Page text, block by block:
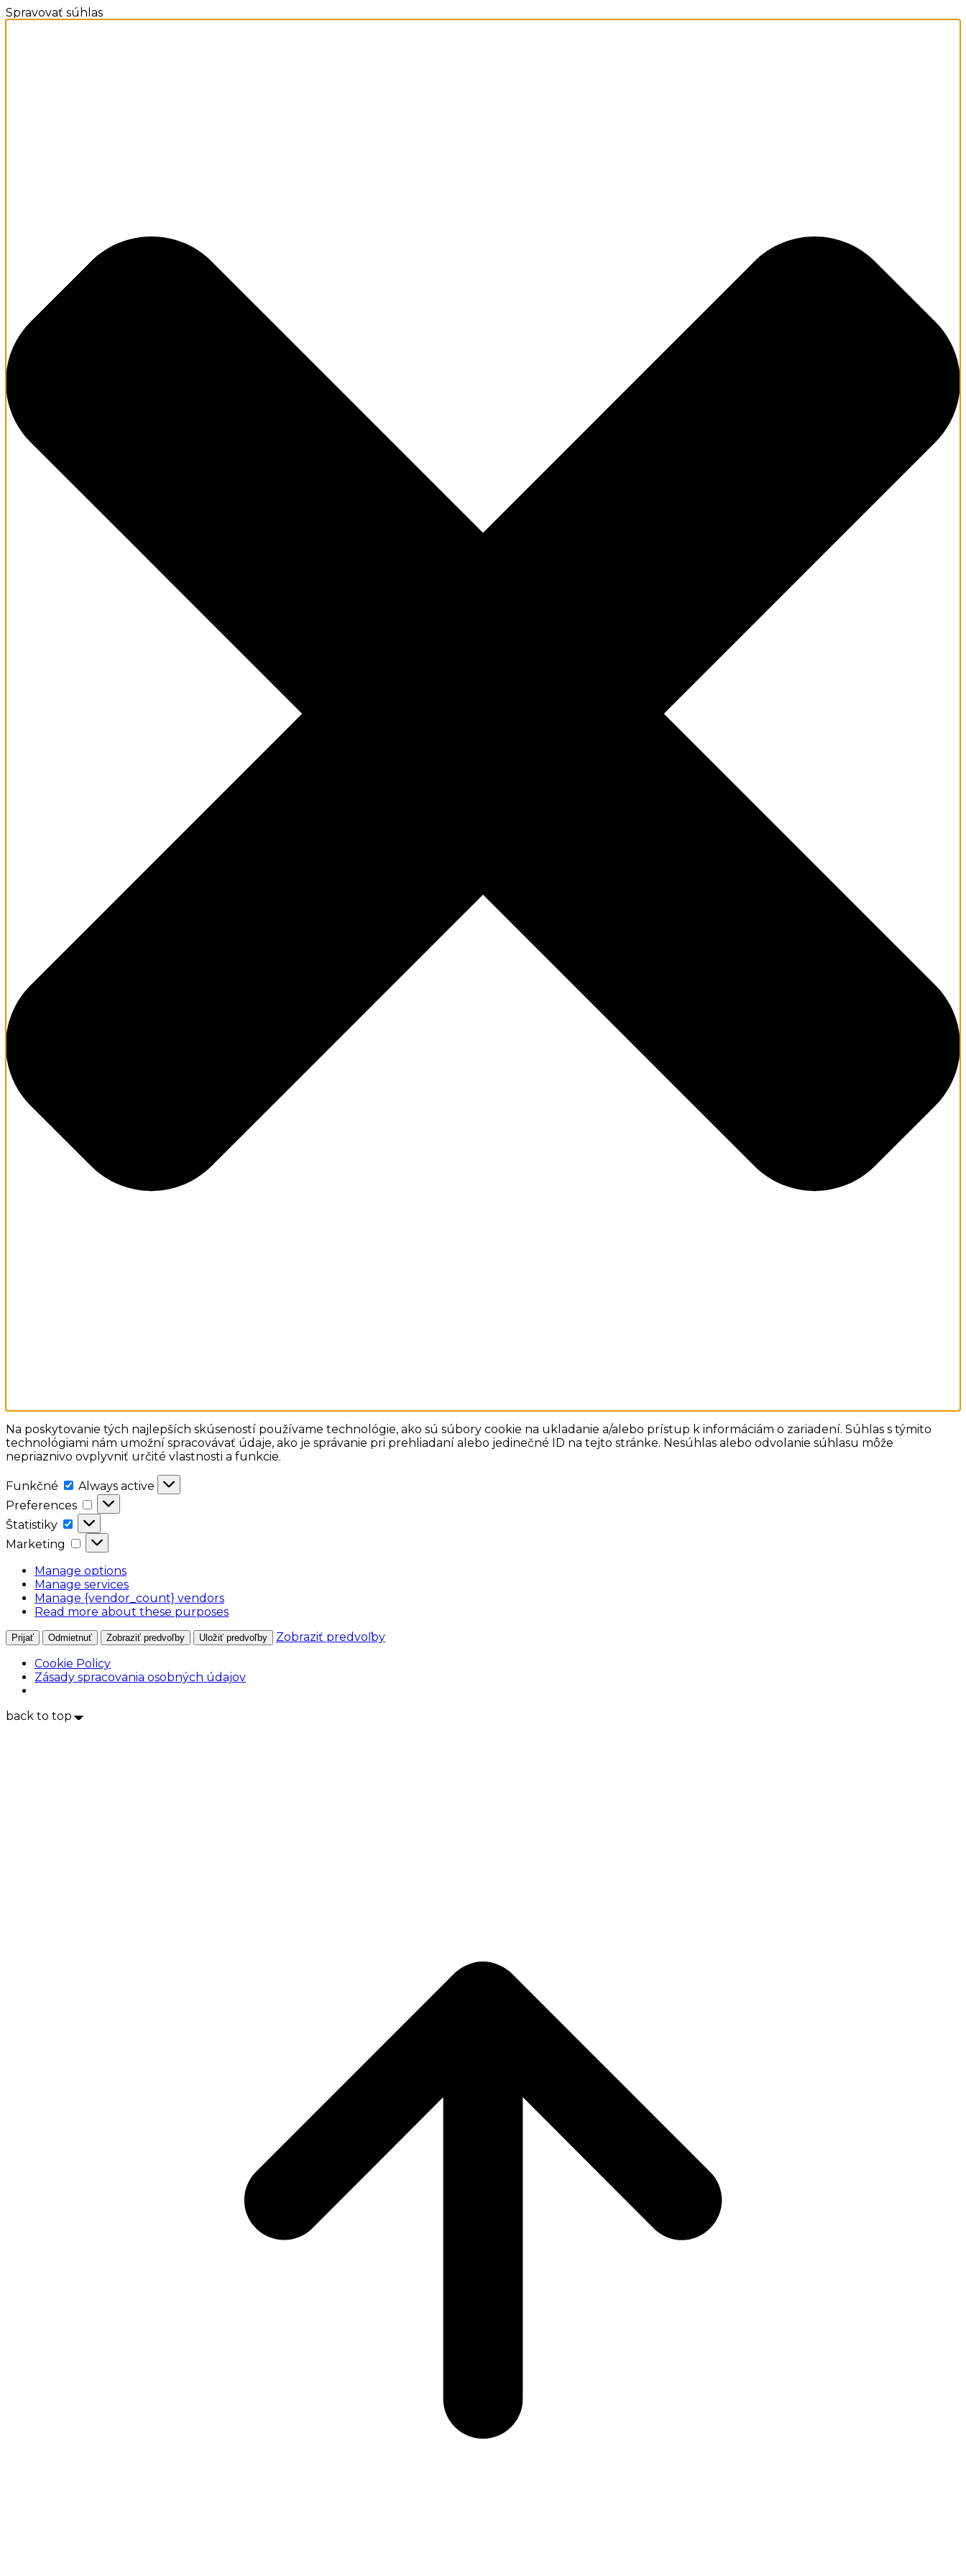
Spravovať súhlas
Na poskytovanie tých najlepších skúseností používame technológie, ako sú súbory cookie na ukladanie a/alebo prístup k informáciám o zariadení. Súhlas s týmito
technológiami nám umožní spracovávať údaje, ako je správanie pri prehliadaní alebo jedinečné ID na tejto stránke. Nesúhlas alebo odvolanie súhlasu môže
nepriaznivo ovplyvniť určité vlastnosti a funkcie.
Funkčné Funkčné
Always active
Preferences
Preferences
Štatistiky
Štatistiky
Marketing
Marketing
Manage options
Manage services
Manage {vendor_count} vendors
Read more about these purposes
Prijať Odmietnuť Zobraziť predvoľby Uložiť predvoľby
Zobraziť predvoľby
Cookie Policy
Zásady spracovania osobných údajov
back to top